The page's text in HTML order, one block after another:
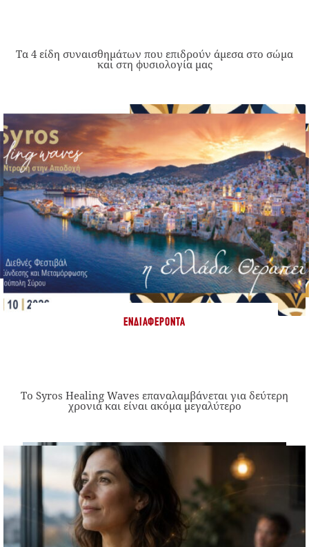
Τα 4 είδη συναισθημάτων που επιδρούν άμεσα στο σώμα
και στη φυσιολογία μας
ΕΝΔΙΑΦΈΡΟΝΤΑ
Το Syros Healing Waves επαναλαμβάνεται για δεύτερη
χρονιά και είναι ακόμα μεγαλύτερο